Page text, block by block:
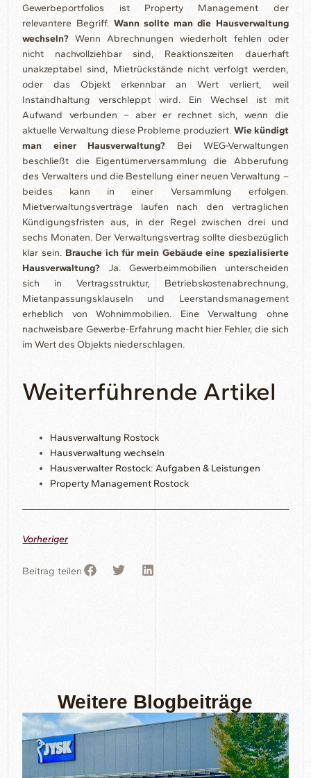
Gewerbeportfolios ist Property Management der
relevantere Begriff. Wann sollte man die Hausverwaltung
wechseln? Wenn Abrechnungen wiederholt fehlen oder
nicht nachvollziehbar sind, Reaktionszeiten dauerhaft
unakzeptabel sind, Mietrückstände nicht verfolgt werden,
oder das Objekt erkennbar an Wert verliert, weil
Instandhaltung verschleppt wird. Ein Wechsel ist mit
Aufwand verbunden – aber er rechnet sich, wenn die
aktuelle Verwaltung diese Probleme produziert. Wie kündigt
man einer Hausverwaltung? Bei WEG-Verwaltungen
beschließt die Eigentümerversammlung die Abberufung
des Verwalters und die Bestellung einer neuen Verwaltung –
beides kann in einer Versammlung erfolgen.
Mietverwaltungsverträge laufen nach den vertraglichen
Kündigungsfristen aus, in der Regel zwischen drei und
sechs Monaten. Der Verwaltungsvertrag sollte diesbezüglich
klar sein. Brauche ich für mein Gebäude eine spezialisierte
Hausverwaltung? Ja. Gewerbeimmobilien unterscheiden
sich in Vertragsstruktur, Betriebskostenabrechnung,
Mietanpassungsklauseln und Leerstandsmanagement
erheblich von Wohnimmobilien. Eine Verwaltung ohne
nachweisbare Gewerbe-Erfahrung macht hier Fehler, die sich
im Wert des Objekts niederschlagen.
Weiterführende Artikel
Hausverwaltung Rostock
Hausverwaltung wechseln
Hausverwalter Rostock: Aufgaben & Leistungen
Property Management Rostock
Vorheriger
Beitrag teilen
Weitere Blogbeiträge